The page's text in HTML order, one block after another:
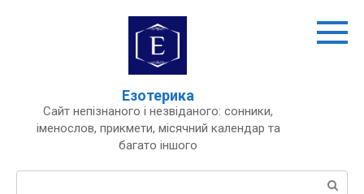
Езотерика
Сайт непізнаного і незвіданого: сонники,
іменослов, прикмети, місячний календар та
багато іншого
Пошук: